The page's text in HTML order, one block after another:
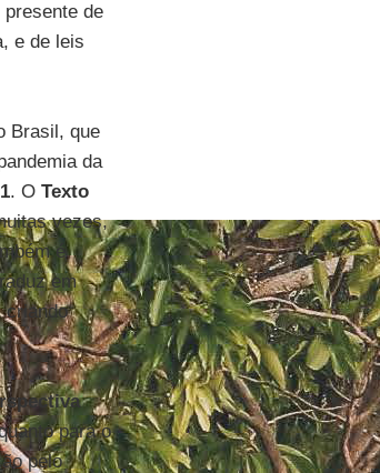
de
e de leis
Brasil, que
da
. O Texto
vezes,
é
em
criando
para o
pelo